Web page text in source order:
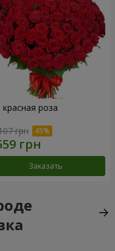
красная роза
грн
Заказать